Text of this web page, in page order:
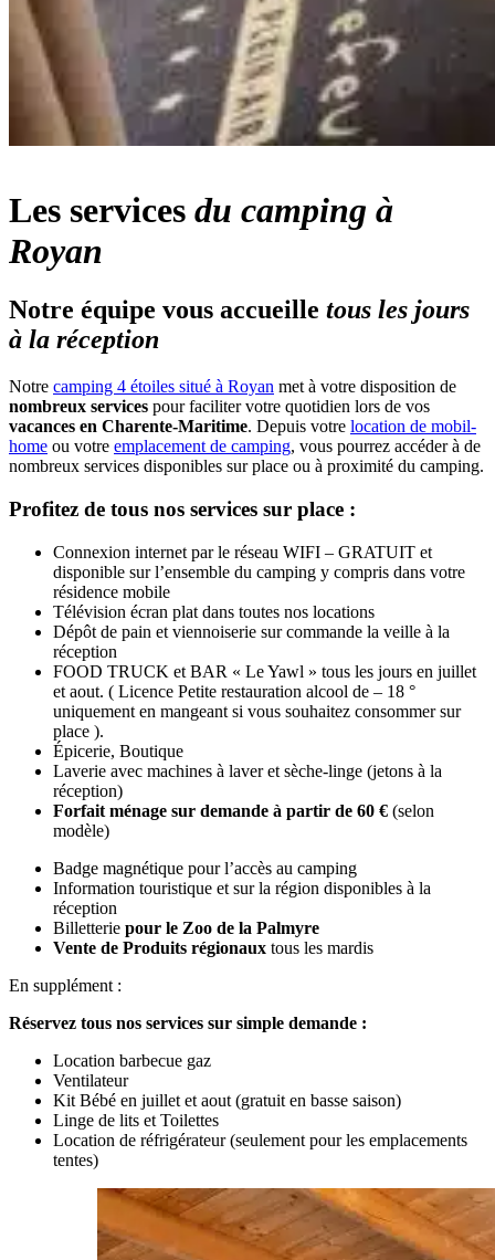
Les services du camping à
Royan
Notre équipe vous accueille tous les jours
à la réception
Notre camping 4 étoiles situé à Royan met à votre disposition de
nombreux services pour faciliter votre quotidien lors de vos
vacances en Charente-Maritime. Depuis votre location de mobil-
home ou votre emplacement de camping, vous pourrez accéder à de
nombreux services disponibles sur place ou à proximité du camping.
Profitez de tous nos services sur place :
Connexion internet par le réseau WIFI – GRATUIT et
disponible sur l’ensemble du camping y compris dans votre
résidence mobile
Télévision écran plat dans toutes nos locations
Dépôt de pain et viennoiserie sur commande la veille à la
réception
FOOD TRUCK et BAR « Le Yawl » tous les jours en juillet
et aout. ( Licence Petite restauration alcool de – 18 °
uniquement en mangeant si vous souhaitez consommer sur
place ).
Épicerie, Boutique
Laverie avec machines à laver et sèche-linge (jetons à la
réception)
Forfait ménage sur demande à partir de 60 € (selon
modèle)
Badge magnétique pour l’accès au camping
Information touristique et sur la région disponibles à la
réception
Billetterie pour le Zoo de la Palmyre
Vente de Produits régionaux tous les mardis
En supplément :
Réservez tous nos services sur simple demande :
Location barbecue gaz
Ventilateur
Kit Bébé en juillet et aout (gratuit en basse saison)
Linge de lits et Toilettes
Location de réfrigérateur (seulement pour les emplacements
tentes)